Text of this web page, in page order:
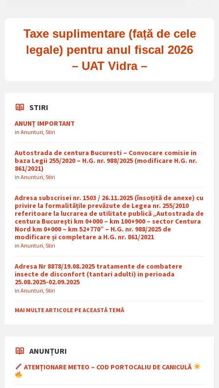
Taxe suplimentare (față de cele
legale) pentru anul fiscal 2026
– UAT Vidra –
STIRI
ANUNȚ IMPORTANT
in Anunturi Stiri
Autostrada de centura Bucuresti – Convocare comisie in
baza Legii 255/2020 – H.G. nr. 988/2025 (modificare H.G. nr.
861/2021)
in Anunturi Stiri
Adresa subscrisei nr. 1503 / 26.11.2025 (însoțită de anexe) cu
privire la formalitățile prevăzute de Legea nr. 255/2010
referitoare la lucrarea de utilitate publică „Autostrada de
centura București km 0+000 – km 100+900 – sector Centura
Nord km 0+000 – km 52+770” – H.G. nr. 988/2025 de
modificare și completare a H.G. nr. 861/2021
in Anunturi Stiri
Adresa Nr 8878/19.08.2025 tratamente de combatere
insecte de disconfort (tantari adulti) in perioada
25.08.2025-02.09.2025
in Anunturi Stiri
MAI MULTE ARTICOLE PE ACEASTĂ TEMĂ
ANUNȚURI
ATENȚIONARE METEO – COD PORTOCALIU DE CANICULĂ